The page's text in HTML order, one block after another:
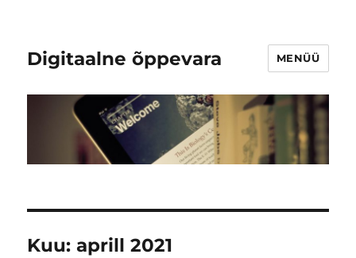
Digitaalne õppevara MENÜÜ
Kuu:aprill 2021